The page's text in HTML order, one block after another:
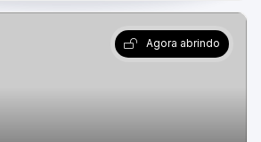
Agora abrindo